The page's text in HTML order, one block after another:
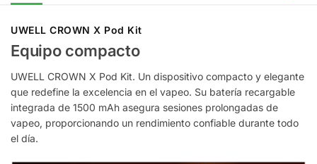
UWELL CROWN X Pod Kit
Equipo compacto
UWELL CROWN X Pod Kit. Un dispositivo compacto y elegante
que redefine la excelencia en el vapeo. Su batería recargable
integrada de 1500 mAh asegura sesiones prolongadas de
vapeo, proporcionando un rendimiento confiable durante todo
el día.